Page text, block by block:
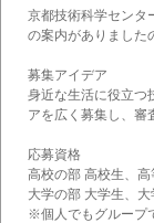
京都技術科学センタ
の案内がありました
募集アイデア
身近な生活に役立つ
アを広く募集し、審
応募資格
高校の部 高校生、
大学の部 大学生、
※個人でもグループ